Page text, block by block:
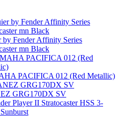
by Fender Affinity Series
mn Black
PACIFICA 012 (Red Metallic)
GRG170DX SV